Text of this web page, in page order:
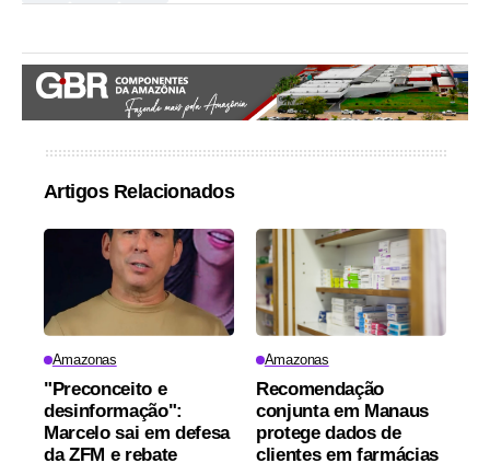
Artigos Relacionados
Amazonas
"Preconceito e
desinformação":
Marcelo sai em defesa
da ZFM e rebate
Amazonas
Recomendação
conjunta em Manaus
protege dados de
clientes em farmácias